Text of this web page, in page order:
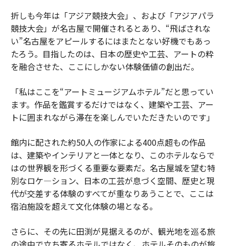
折しも今年は「アジア競技大会」、および「アジアパラ
競技大会」が名古屋で開催されるとあり、“飛ばされな
い”名古屋をアピールするにはまたとない好機でもあっ
たろう。目指したのは、日本の歴史や工芸、アートの粋
を融合させた、ここにしかない体験価値の創出だ。
「私はここを“アートミュージアムホテル”だと思ってい
ます。作品を鑑賞するだけではなく、建築や工芸、アー
トに囲まれながら滞在を楽しんでいただきたいのです」
館内に配された約50人の作家による400点超もの作品
は、建築やインテリアと一体となり、このホテルならで
はの世界観を形づくる重要な要素だ。名古屋城を望む特
別なロケ―ション、日本の工芸が息づく空間、歴史と現
代が交差する体験のすべてが重なりあうことで、ここは
宿泊施設を超えて文化体験の場となる。
さらに、その先に田渕が見据えるのが、観光地を巡る旅